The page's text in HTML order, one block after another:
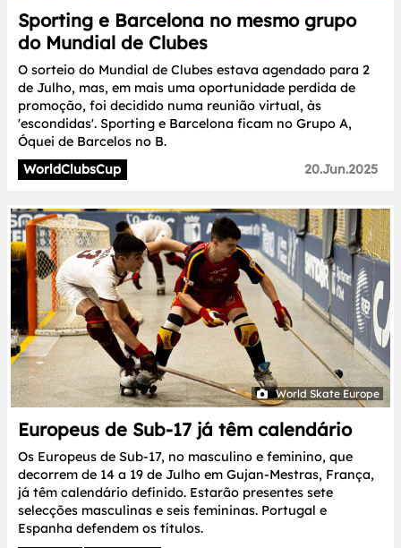
Sporting e Barcelona no mesmo grupo
do Mundial de Clubes
O sorteio do Mundial de Clubes estava agendado para 2
de Julho, mas, em mais uma oportunidade perdida de
promoção, foi decidido numa reunião virtual, às
'escondidas'. Sporting e Barcelona ficam no Grupo A,
Óquei de Barcelos no B.
WorldClubsCup
20.Jun.2025
World Skate Europe
Europeus de Sub-17 já têm calendário
Os Europeus de Sub-17, no masculino e feminino, que
decorrem de 14 a 19 de Julho em Gujan-Mestras, França,
já têm calendário definido. Estarão presentes sete
selecções masculinas e seis femininas. Portugal e
Espanha defendem os títulos.